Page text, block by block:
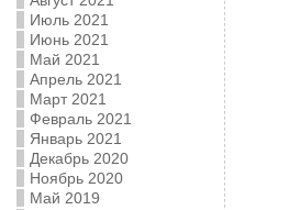
Июль 2021
Июнь 2021
Май 2021
Апрель 2021
Март 2021
Февраль 2021
Январь 2021
Декабрь 2020
Ноябрь 2020
Май 2019